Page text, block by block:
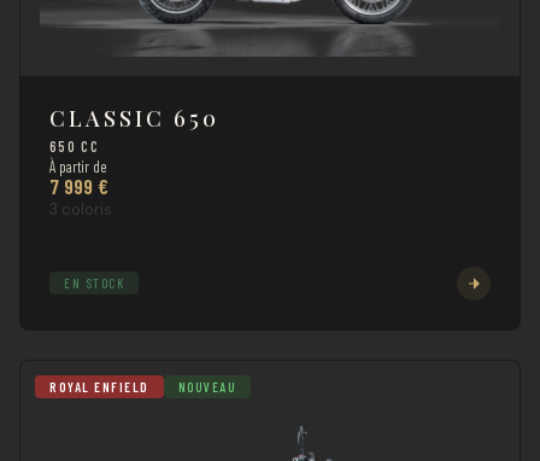
CLASSIC 650
650 CC
À partir de
7 999 €
3 coloris
EN STOCK
ROYAL ENFIELD NOUVEAU